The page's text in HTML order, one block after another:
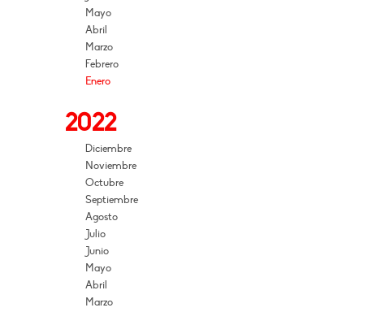
Mayo
Abril
Marzo
Febrero
Enero
2022
Diciembre
Noviembre
Octubre
Septiembre
Agosto
Julio
Junio
Mayo
Abril
Marzo